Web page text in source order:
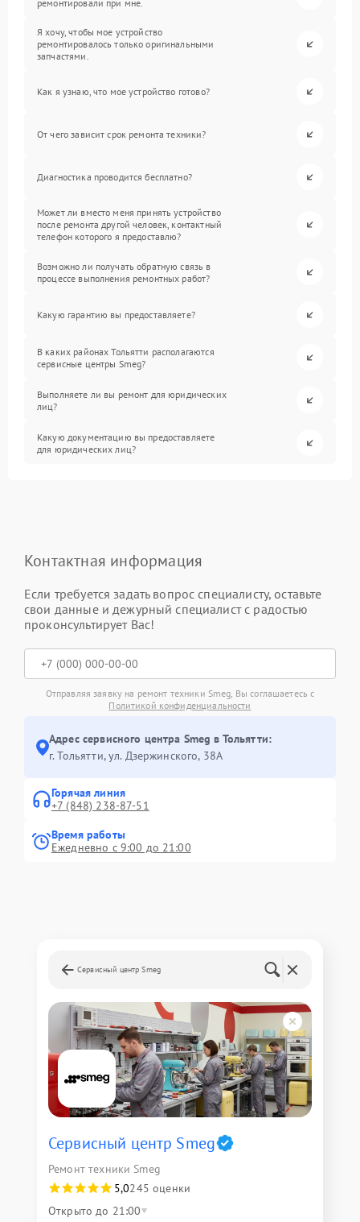
ремонтировали при мне.
Я хочу, чтобы мое устройство
ремонтировалось только оригинальными
запчастями.
Как я узнаю, что мое устройство готово?
От чего зависит срок ремонта техники?
Диагностика проводится бесплатно?
Может ли вместо меня принять устройство
после ремонта другой человек, контактный
телефон которого я предоставлю?
Возможно ли получать обратную связь в
процессе выполнения ремонтных работ?
Какую гарантию вы предоставляете?
В каких районах Тольятти располагаются
сервисные центры Smeg?
Выполняете ли вы ремонт для юридических
лиц?
Какую документацию вы предоставляете
для юридических лиц?
Контактная информация
Если требуется задать вопрос специалисту, оставьте
свои данные и дежурный специалист с радостью
проконсультирует Вас!
Отправляя заявку на ремонт техники Smeg, Вы соглашаетесь с
Политикой конфиденциальности
Адрес сервисного центра Smeg в Тольятти:
г. Тольятти, ул. Дзержинского, 38А
Горячая линия
+7 (848) 238-87-51
Время работы
Ежедневно с 9:00 до 21:00
Сервисный центр Smeg
Сервисный центр Smeg
Ремонт техники Smeg
5,0245 оценки
Открыто до 21:00